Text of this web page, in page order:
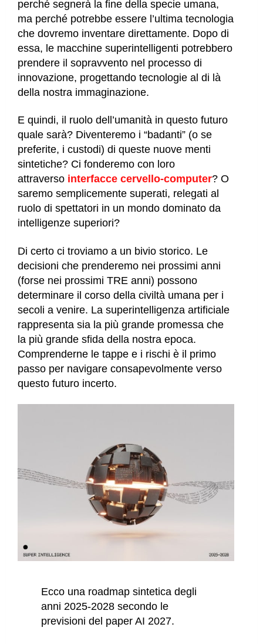
perché segnerà la fine della specie umana,
ma perché potrebbe essere l’ultima tecnologia
che dovremo inventare direttamente. Dopo di
essa, le macchine superintelligenti potrebbero
prendere il sopravvento nel processo di
innovazione, progettando tecnologie al di là
della nostra immaginazione.
E quindi, il ruolo dell’umanità in questo futuro
quale sarà? Diventeremo i “badanti” (o se
preferite, i custodi) di queste nuove menti
sintetiche? Ci fonderemo con loro
attraverso interfacce cervello-computer? O
saremo semplicemente superati, relegati al
ruolo di spettatori in un mondo dominato da
intelligenze superiori?
Di certo ci troviamo a un bivio storico. Le
decisioni che prenderemo nei prossimi anni
(forse nei prossimi TRE anni) possono
determinare il corso della civiltà umana per i
secoli a venire. La superintelligenza artificiale
rappresenta sia la più grande promessa che
la più grande sfida della nostra epoca.
Comprenderne le tappe e i rischi è il primo
passo per navigare consapevolmente verso
questo futuro incerto.
Ecco una roadmap sintetica degli
anni 2025-2028 secondo le
previsioni del paper AI 2027.